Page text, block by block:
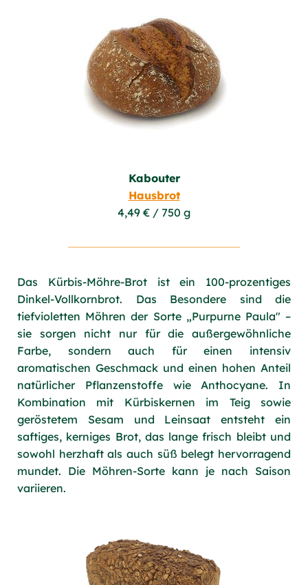
Kabouter
Hausbrot
4,49 € / 750 g
Das Kürbis-Möhre-Brot ist ein 100-prozentiges
Dinkel-Vollkornbrot. Das Besondere sind die
tiefvioletten Möhren der Sorte „Purpurne Paula" –
sie sorgen nicht nur für die außergewöhnliche
Farbe, sondern auch für einen intensiv
aromatischen Geschmack und einen hohen Anteil
natürlicher Pflanzenstoffe wie Anthocyane. In
Kombination mit Kürbiskernen im Teig sowie
geröstetem Sesam und Leinsaat entsteht ein
saftiges, kerniges Brot, das lange frisch bleibt und
sowohl herzhaft als auch süß belegt hervorragend
mundet. Die Möhren-Sorte kann je nach Saison
variieren.